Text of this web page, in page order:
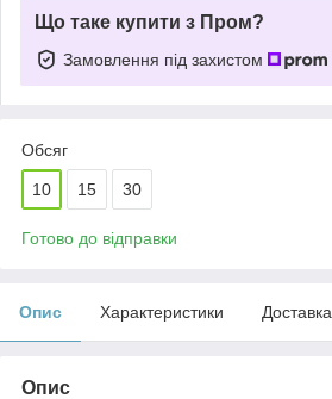
Що таке купити з Пром?
Замовлення під захистом
Обсяг
10 15 30
Готово до відправки
Опис Характеристики Доставка
Опис